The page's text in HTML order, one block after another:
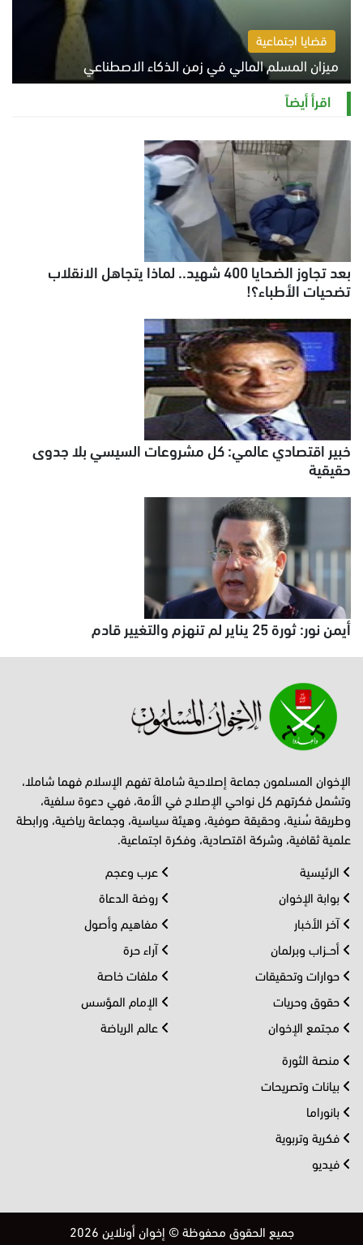
قضايا اجتماعية
ميزان المسلم المالي في زمن الذكاء الاصطناعي
السبت 8 أغسطس 2026 11:21 ص
اقرأ أيضاً
بعد تجاوز الضحايا 400 شهيد.. لماذا يتجاهل الانقلاب
تضحيات الأطباء؟!
خبير اقتصادي عالمي: كل مشروعات السيسي بلا جدوى
حقيقية
أيمن نور: ثورة 25 يناير لم تنهزم والتغيير قادم
الإخوان المسلمون جماعة إصلاحية شاملة تفهم الإسلام فهما شاملا،
وتشمل فكرتهم كل نواحي الإصلاح في الأمة، فهي دعوة سلفية،
وطريقة سُنية، وحقيقة صوفية، وهيئة سياسية، وجماعة رياضية، ورابطة
علمية ثقافية، وشركة اقتصادية، وفكرة اجتماعية.
الرئيسية
بوابة الإخوان
آخر الأخبار
أحــزاب وبرلمان
حوارات وتحقيقات
حقوق وحريات
مجتمع الإخوان
عرب وعجم
روضة الدعاة
مفاهيم وأصول
آراء حرة
ملفات خاصة
الإمام المؤسس
عالم الرياضة
منصة الثورة
بيانات وتصريحات
بانوراما
فكرية وتربوية
فيديو
جميع الحقوق محفوظة © إخوان أونلاين 2026